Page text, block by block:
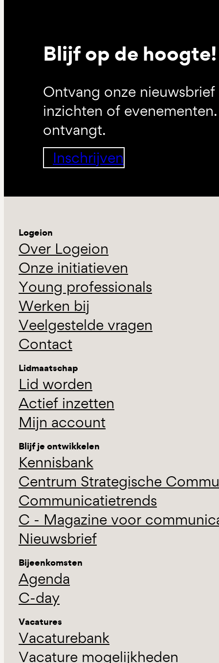
Blijf op de hoogte!
Ontvang onze
inzichten of
ontvangt.
Inschrijven
Logeion
Over Logeion
Onze initiatieven
Young professionals
Werken bij
Veelgestelde vragen
Contact
Lidmaatschap
Lid worden
Actief inzetten
Mijn account
Blijf je ontwikkelen
Kennisbank
Centrum Strategische
Communicatietrends
C - Magazine voor
Nieuwsbrief
Bijeenkomsten
Agenda
C-day
Vacatures
Vacaturebank
Vacature mogelijkheden